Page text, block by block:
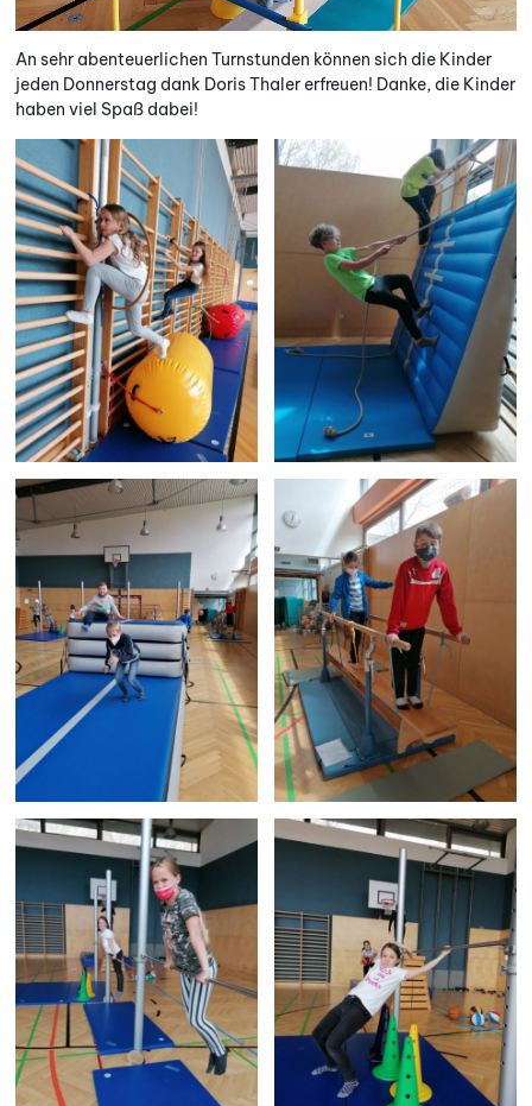
An sehr abenteuerlichen Turnstunden können sich die Kinder
jeden Donnerstag dank Doris Thaler erfreuen! Danke, die Kinder
haben viel Spaß dabei!